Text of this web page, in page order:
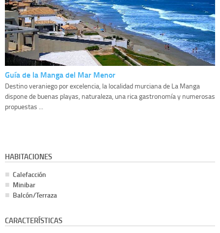
Guía de la Manga del Mar Menor
Destino veraniego por excelencia, la localidad murciana de La Manga
dispone de buenas playas, naturaleza, una rica gastronomía y numerosas
propuestas ...
HABITACIONES
Calefacción
Minibar
Balcón/Terraza
CARACTERÍSTICAS